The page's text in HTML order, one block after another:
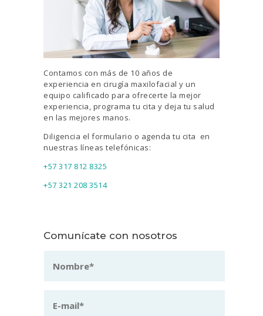
Contamos con más de 10 años de
experiencia en cirugía maxilofacial y un
equipo calificado para ofrecerte la mejor
experiencia, programa tu cita y deja tu salud
en las mejores manos.
Diligencia el formulario o agenda tu cita en
nuestras líneas telefónicas:
+57 317 812 8325
+57 321 208 3514
Comunícate con nosotros